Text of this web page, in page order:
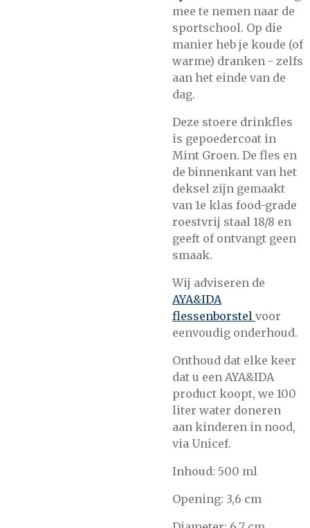
mee te nemen naar de
sportschool. Op die
manier heb je koude (of
warme) dranken - zelfs
aan het einde van de
dag.
Deze stoere drinkfles
is gepoedercoat in
Mint Groen. De fles en
de binnenkant van het
deksel zijn gemaakt
van 1e klas food-grade
roestvrij staal 18/8 en
geeft of ontvangt geen
smaak.
Wij adviseren de
AYA&IDA
flessenborstel voor
eenvoudig onderhoud.
Onthoud dat elke keer
dat u een AYA&IDA
product koopt, we 100
liter water doneren
aan kinderen in nood,
via Unicef.
Inhoud: 500 ml
Opening: 3,6 cm